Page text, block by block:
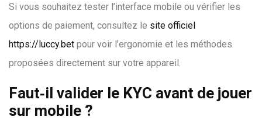
Si vous souhaitez tester l’interface mobile ou vérifier les
options de paiement, consultez le site officiel
https://luccy.bet pour voir l’ergonomie et les méthodes
proposées directement sur votre appareil.
Faut‑il valider le KYC avant de jouer
sur mobile ?